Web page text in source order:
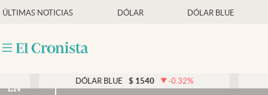
ÚLTIMAS NOTICIAS DÓLAR DÓLAR BLUE
Últimas noticias
Members
$ 1540 -0.32% DÓLAR
EN